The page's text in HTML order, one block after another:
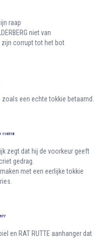
raap
niet van
zijn corrupt tot het bot
een echte tokkie betaamd.
116518
zegt dat hij de voorkeur geeft
gedrag.
met een eerlijke tokkie
en RAT RUTTE aanhanger dat